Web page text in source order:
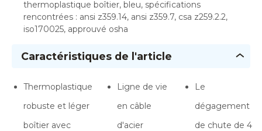
thermoplastique boîtier, bleu, spécifications
rencontrées : ansi z359.14, ansi z359.7, csa z259.2.2,
iso170025, approuvé osha
Caractéristiques de l'article
Thermoplastique
robuste et léger
boîtier avec
Ligne de vie
en câble
d'acier
Le
dégagement
de chute de 4